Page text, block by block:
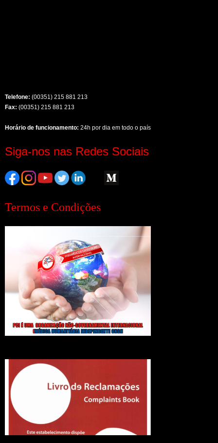
Telefone: (00351) 215 881 213
Fax: (00351) 215 881 213
Horário de funcionamento: 24h por dia em todo o país
Siga-nos nas Redes Sociais
Termos e Condições